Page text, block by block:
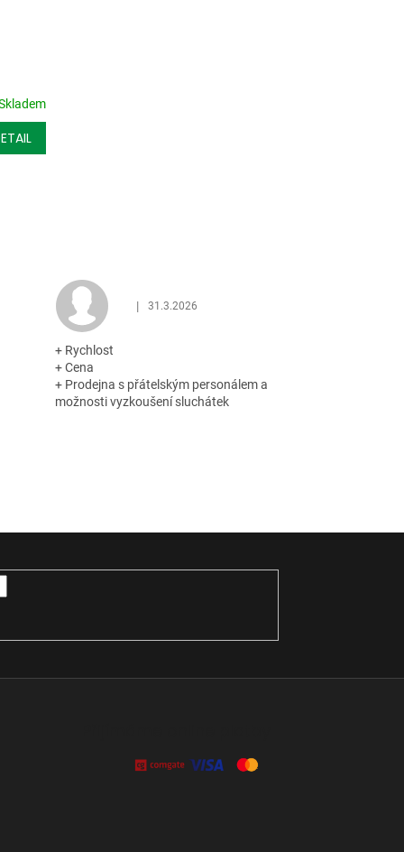
5 hvězdiček. Hodnocení obchodu je 5 z 5 hvězdiček.
| 31.3.2026
+ Rychlost
+ Cena
+ Prodejna s přátelským personálem a
možnosti vyzkoušení sluchátek